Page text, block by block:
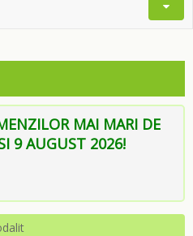
Open
MAI MARI DE
9 AUGUST 2026!